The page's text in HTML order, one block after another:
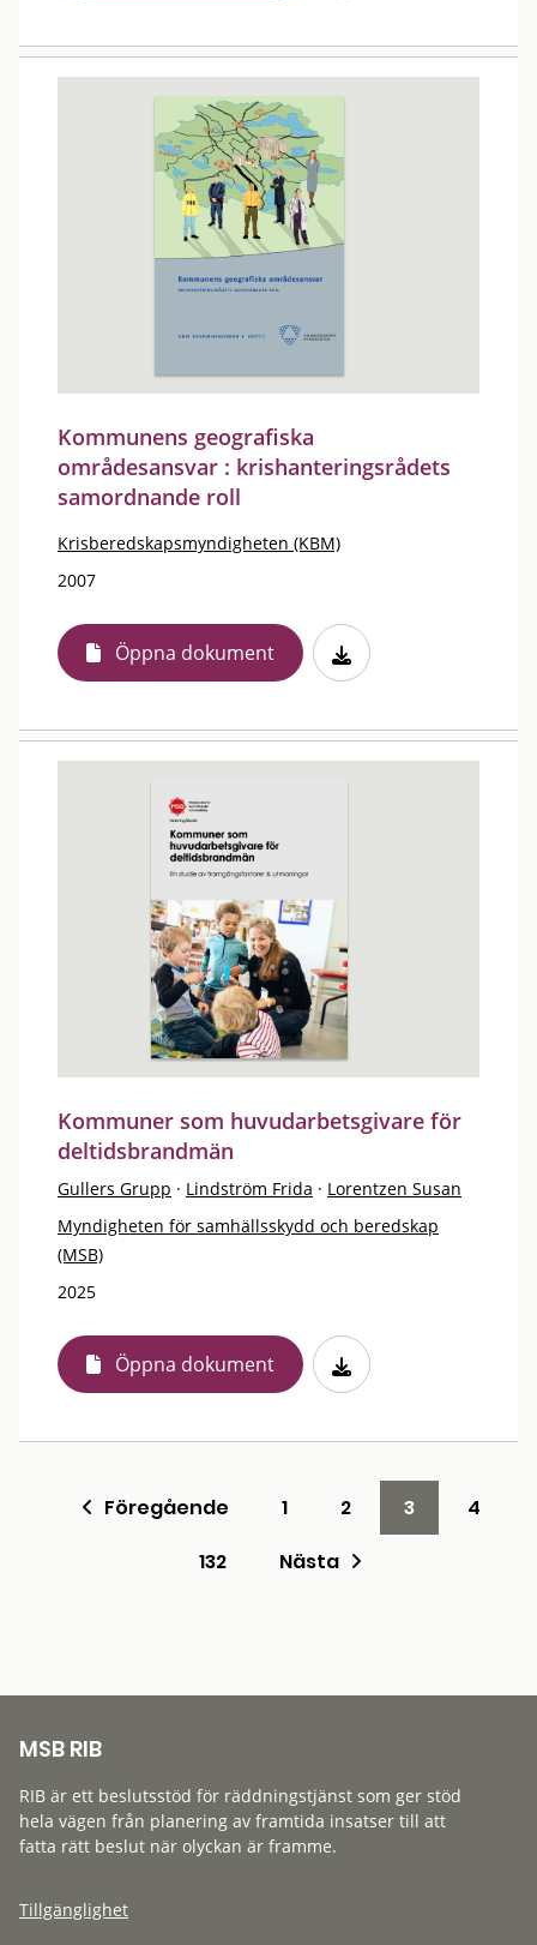
Kommunens geografiska
områdesansvar : krishanteringsrådets
samordnande roll
Krisberedskapsmyndigheten (KBM)
2007
Öppna dokument
Kommuner som huvudarbetsgivare för
deltidsbrandmän
Gullers Grupp · Lindström Frida · Lorentzen Susan
Myndigheten för samhällsskydd och beredskap
(MSB)
2025
Öppna dokument
Föregående 1 2 3
4
132
Nästa
MSB RIB
RIB är ett beslutsstöd för räddningstjänst som ger stöd
hela vägen från planering av framtida insatser till att
fatta rätt beslut när olyckan är framme.
Tillgänglighet